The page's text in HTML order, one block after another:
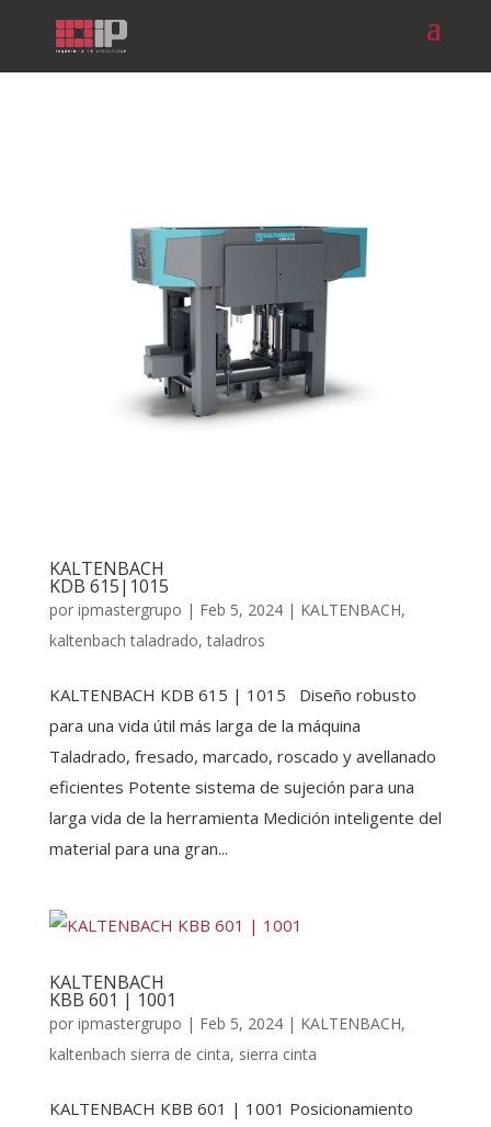
KALTENBACH
KDB 615|1015
por ipmastergrupo | Feb 5, 2024| KALTENBACH,
kaltenbach taladrado,taladros
KALTENBACH KDB 615 | 1015 Diseño robusto
para una vida útil más larga de la máquina
Taladrado, fresado, marcado, roscado y avellanado
eficientes Potente sistema de sujeción para una
larga vida de la herramienta Medición inteligente del
material para una gran...
KALTENBACH
KBB 601 | 1001
por ipmastergrupo | Feb 5, 2024| KALTENBACH,
kaltenbach sierra de cinta, sierra cinta
KALTENBACH KBB 601 | 1001 Posicionamiento